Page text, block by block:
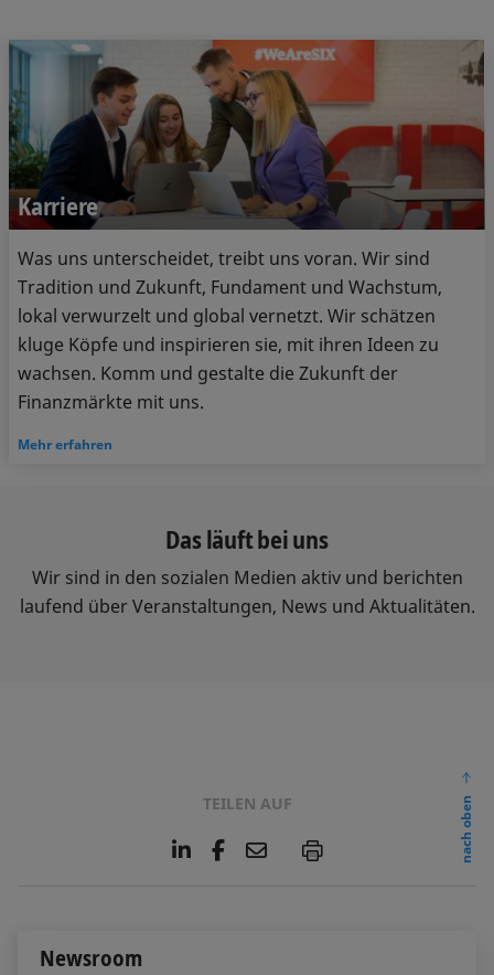
Karriere
Was uns unterscheidet, treibt uns voran. Wir sind
Tradition und Zukunft, Fundament und Wachstum,
lokal verwurzelt und global vernetzt. Wir schätzen
kluge Köpfe und inspirieren sie, mit ihren Ideen zu
wachsen. Komm und gestalte die Zukunft der
Finanzmärkte mit uns.
Mehr erfahren
Das läuft bei uns
Wir sind in den sozialen Medien aktiv und berichten
laufend über Veranstaltungen, News und Aktualitäten.
TEILEN AUF
L
F
E
P
nach oben
Newsroom